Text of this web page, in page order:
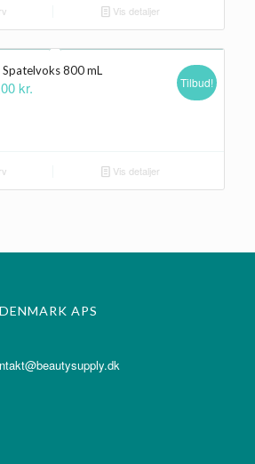
Vis detaljer
800 mL
kr. Tilbud!
Vis detaljer
APS